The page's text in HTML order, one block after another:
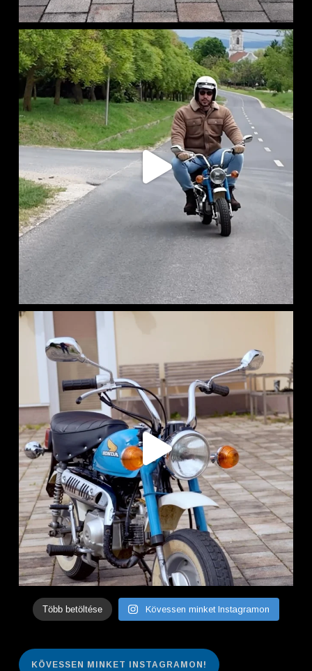
Több betöltése Kövessen minket Instagramon
KÖVESSEN MINKET INSTAGRAMON!